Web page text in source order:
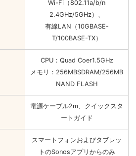
Wi-Fi（802.11a/b/n
2.4GHz/5GHz）、
有線LAN（10GBASE-
T/100BASE-TX）
CPU：Quad Coer1.5GHz
メモリ：256MBSDRAM/256MB
NAND FLASH
電源ケーブル2m、クイックスタ
ートガイド
スマートフォンおよびタブレッ
トのSonosアプリからのみ